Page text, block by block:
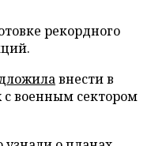
рекордного
внести в
с военным сектором